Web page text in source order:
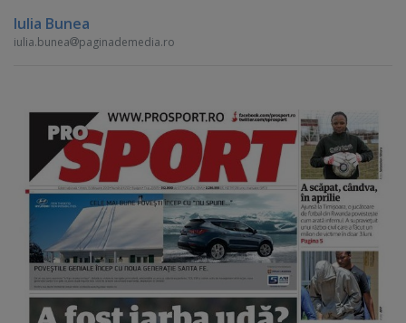
Iulia Bunea
iulia.bunea paginademedia.ro